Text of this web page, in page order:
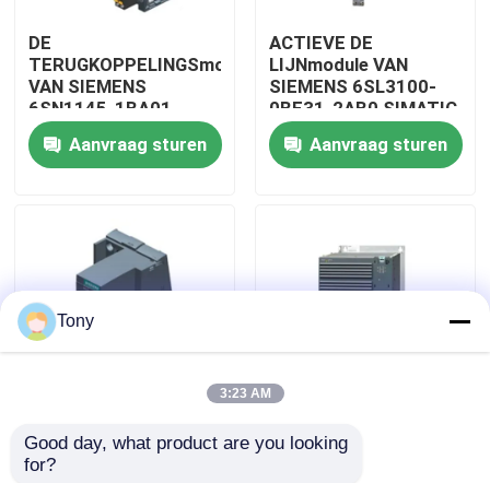
Fabriekstocht
Kwaliteitscontrole
Vraag een offerte
Programmeerbare PLC van het
Allen Bradley-PLC Module
ABB PLC module
DE
TERUGKOPPELINGSmodule
VAN SIEMENS
6SN1145-1BA01-
0BA2 SIMATIC
Aanvraag sturen
ACTIEVE DE
LIJNmodule VAN
SIEMENS 6SL3100-
0BE31-2AB0 SIMATIC
Aanvraag sturen
LIJNmodule VAN
SIEMENS 6SL3130-
MOTORmodule VAN
Tony
3:23 AM
Good day, what product are you looking
for?